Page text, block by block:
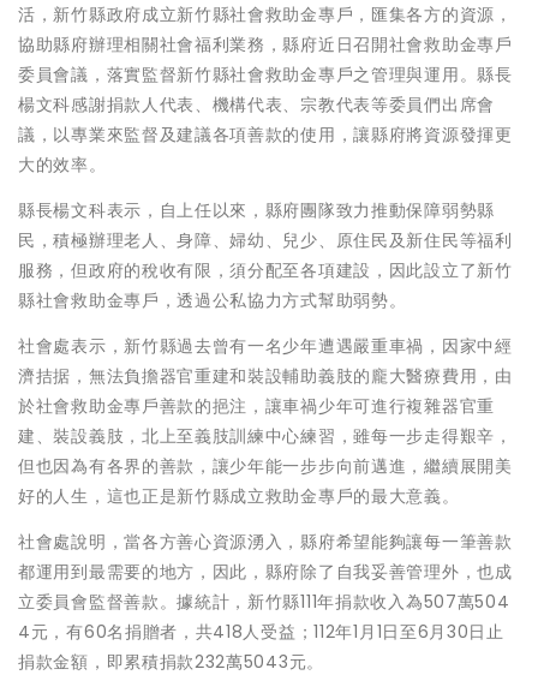
活，新竹縣政府成立新竹縣社會救助金專戶，匯集各方的資源，
協助縣府辦理相關社會福利業務，縣府近日召開社會救助金專戶
委員會議，落實監督新竹縣社會救助金專戶之管理與運用。縣長
楊文科感謝捐款人代表、機構代表、宗教代表等委員們出席會
議，以專業來監督及建議各項善款的使用，讓縣府將資源發揮更
大的效率。
縣長楊文科表示，自上任以來，縣府團隊致力推動保障弱勢縣
民，積極辦理老人、身障、婦幼、兒少、原住民及新住民等福利
服務，但政府的稅收有限，須分配至各項建設，因此設立了新竹
縣社會救助金專戶，透過公私協力方式幫助弱勢。
社會處表示，新竹縣過去曾有一名少年遭遇嚴重車禍，因家中經
濟拮据，無法負擔器官重建和裝設輔助義肢的龐大醫療費用，由
於社會救助金專戶善款的挹注，讓車禍少年可進行複雜器官重
建、裝設義肢，北上至義肢訓練中心練習，雖每一步走得艱辛，
但也因為有各界的善款，讓少年能一步步向前邁進，繼續展開美
好的人生，這也正是新竹縣成立救助金專戶的最大意義。
社會處說明，當各方善心資源湧入，縣府希望能夠讓每一筆善款
都運用到最需要的地方，因此，縣府除了自我妥善管理外，也成
立委員會監督善款。據統計，新竹縣111年捐款收入為507萬504
4元，有60名捐贈者，共418人受益；112年1月1日至6月30日止
捐款金額，即累積捐款232萬5043元。